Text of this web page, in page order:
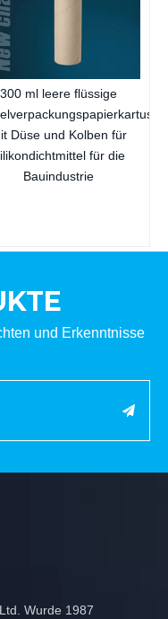
300 ml leere flüssige
Düse und Kolben für
für die
Bauindustrie
und Erkenntnisse
Wurde 1987